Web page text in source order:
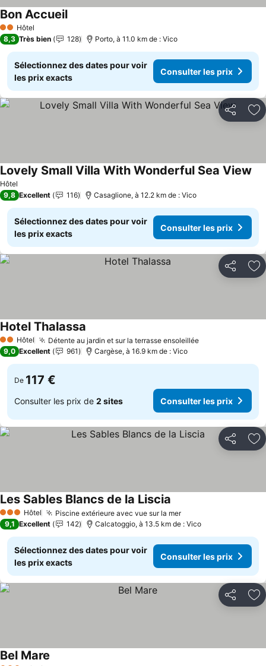
2 Étoiles
Hôtel
Bon AccueilConsulter les prix
8,3 Très bien 128 Porto, à 11.0 km de : Vico
Sélectionnez des dates pour voir
les prix exacts
Consulter les prix
Partager
Hôtel
Lovely Small Villa With Wonderful Sea View
9,8 Excellent 116 Casaglione, à 12.2 km de : Vico
Sélectionnez des dates pour voir
les prix exacts
Consulter les prix
Partager
2 Étoiles
Hôtel Détente au jardin et sur la terrasse ensoleilléeConsulter les
Hotel Thalassa
9,0 Excellent 961 Cargèse, à 16.9 km de : Vico
De 117 €
Consulter les prix de 2 sites Consulter les prix
Partager
3 ÉtoilesHôtel Piscine extérieure avec vue sur la merConsulter les prix
Les Sables Blancs de la Liscia
9,1 Excellent 142 Calcatoggio, à 13.5 km de : Vico
Sélectionnez des dates pour voir
les prix exacts
Consulter les prix
Partager
Bel Mare